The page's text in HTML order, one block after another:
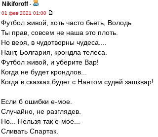
Nikiforoff -
01 фев 2021 01:00
Футбол живой, хоть часто бьеть, Володь
Ты прав, совсем не наша это плоть.
Но веря, в чудотворны чудеса....
Нант, Болгария, крондла телеса.
Футбол живой, и уберите Вар!
Когда не будет крондлов...
Когда в сказках будет с Нантом судей зашквар!
Если б ошибки е-мое.
Случайно, не разглядев.
Но... Нельзя так е-мое...
Сливать Спартак.